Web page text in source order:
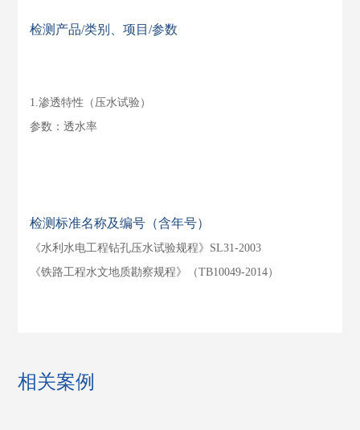
检测产品/类别、项目/参数
1.渗透特性（压水试验）
参数：透水率
检测标准名称及编号（含年号）
《水利水电工程钻孔压水试验规程》SL31-2003
《铁路工程水文地质勘察规程》（TB10049-2014）
相关案例